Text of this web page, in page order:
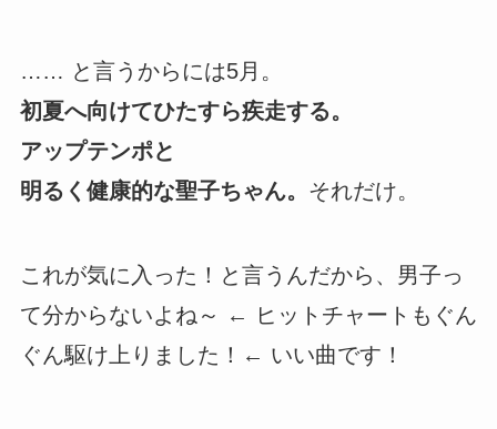
…… と言うからには5月。
初夏へ向けてひたすら疾走する。
アップテンポと
明るく健康的な聖子ちゃん。 それだけ。
これが気に入った！と言うんだから、男子っ
て分からないよね～ ← ヒットチャートもぐん
ぐん駆け上りました！← いい曲です！